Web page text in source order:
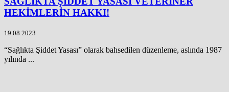
HEKİMLERİN HAKKI!
19.08.2023
“Sağlıkta Şiddet Yasası” olarak bahsedilen düzenleme, aslında 1987
yılında ...